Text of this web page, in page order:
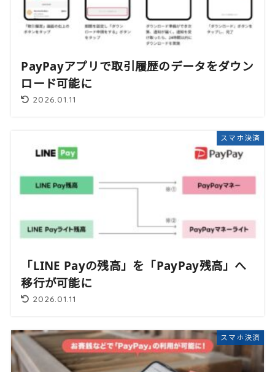
PayPayアプリで取引履歴のデータをダウン
ロード可能に
2026.01.11
スマホ決済
「LINE Payの残高」を「PayPay残高」へ
移行が可能に
2026.01.11
スマホ決済